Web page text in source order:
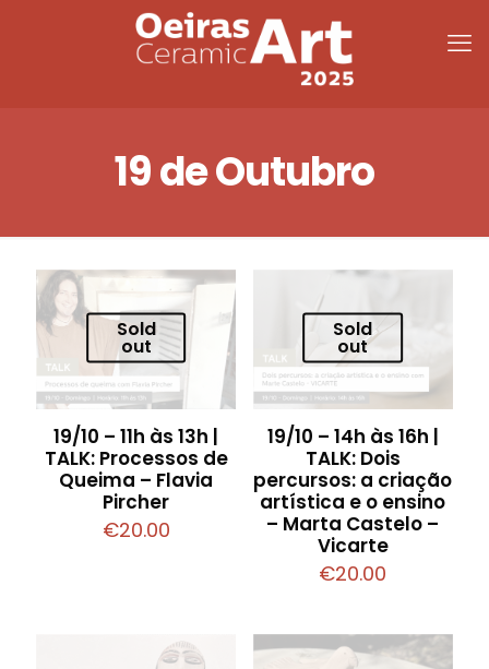
19 de Outubro
Sold
out
19/10 – 11h às 13h |
TALK: Processos de
Queima – Flavia
Pircher
€20.00
Sold
out
19/10 – 14h às 16h |
TALK: Dois
percursos: a criação
artística e o ensino
– Marta Castelo –
Vicarte
€20.00